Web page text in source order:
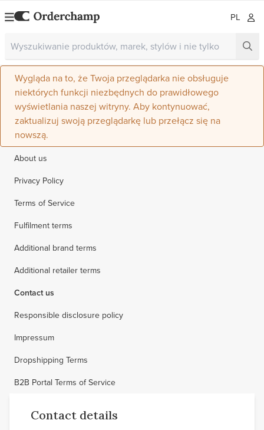
PL
Wygląda na to, że Twoja przeglądarka nie obsługuje
niektórych funkcji niezbędnych do prawidłowego
wyświetlania naszej witryny. Aby kontynuować,
zaktualizuj swoją przeglądarkę lub przełącz się na
nowszą.
About us
Privacy Policy
Terms of Service
Fulfilment terms
Additional brand terms
Additional retailer terms
Contact us
Responsible disclosure policy
Impressum
Dropshipping Terms
B2B Portal Terms of Service
Contact details